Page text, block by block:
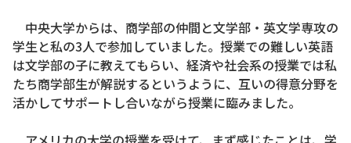
中央大学からは、商学部の仲間と文学部・英文学専攻の
学生と私の3人で参加していました。授業での難しい英語
は文学部の子に教えてもらい、経済や社会系の授業では私
たち商学部生が解説するというように、互いの得意分野を
活かしてサポートし合いながら授業に臨みました。